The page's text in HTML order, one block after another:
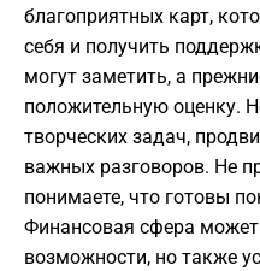
благоприятных карт,
себя и получить
могут заметить, а
положительную оценку.
творческих задач,
важных разговоров. Не
понимаете, что готовы
Финансовая сфера
возможности, но также